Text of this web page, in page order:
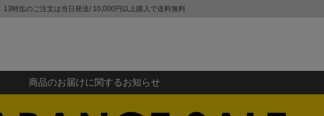
13時迄のご注文は当日発送/ 10,000円以上購入で送料無料
商品のお届けに関するお知らせ